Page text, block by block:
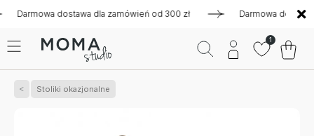
dostawa dla zamówień od 300 zł Darmowa dostawa dla
1
Stoliki okazjonalne